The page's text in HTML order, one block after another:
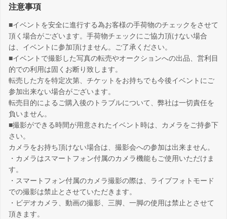
注意事項
■イベントを安全に進行する為お客様の手荷物のチェックをさせて
頂く場合がございます。手荷物チェックにご協力頂けない場合
は、イベントに参加頂けません。ご了承ください。
■イベントで撮影した写真の転売やオークションへの出品、営利目
的での利用は固くお断り致します。
転売した方を特定次第、チケットをお持ちでも今後イベントにご
参加出来ない場合がございます。
転売目的によるご購入後のトラブルについて、弊社は一切責任を
負いません。
■撮影ができる時間が用意されたイベント時は、カメラをご持参下
さい。
カメラをお持ち頂けない場合は、撮影会への参加は出来ません。
・カメラはスマートフォン付属のカメラ機能もご使用いただけま
す。
・スマートフォン付属のカメラ撮影の際は、ライブフォトモード
での撮影は禁止とさせていただきます。
・ビデオカメラ、動画の撮影、三脚、一脚の使用は禁止とさせて
頂きます。